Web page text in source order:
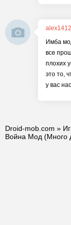
Имба
все
плохих
это то,
у вас
Droid-mob.com »
Война Мод (Много